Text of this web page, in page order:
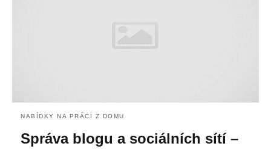
NABÍDKY NA PRÁCI Z DOMU
Správa blogu a sociálních sítí –